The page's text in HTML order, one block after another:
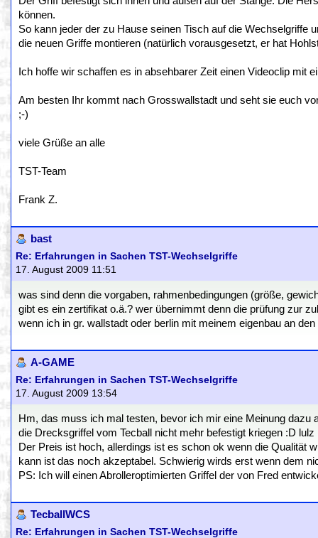
können.
So kann jeder der zu Hause seinen Tisch auf die Wechselgriffe
die neuen Griffe montieren (natürlich vorausgesetzt, er hat
Ich hoffe wir schaffen es in absehbarer Zeit einen Videoclip mit
Am besten Ihr kommt nach Grosswallstadt und seht sie euch
;-)
viele Grüße an alle
TST-Team
Frank Z.
bast
Re: Erfahrungen in Sachen TST-Wechselgriffe
17. August 2009 11:51
was sind denn die vorgaben, rahmenbedingungen (größe,
gibt es ein zertifikat o.ä.? wer übernimmt denn die prüfung zur
wenn ich in gr. wallstadt oder berlin mit meinem eigenbau an
A-GAME
Re: Erfahrungen in Sachen TST-Wechselgriffe
17. August 2009 13:54
Hm, das muss ich mal testen, bevor ich mir eine Meinung
die Drecksgriffel vom Tecball nicht mehr befestigt kriegen :D lulz
Der Preis ist hoch, allerdings ist es schon ok wenn die Qualität
kann ist das noch akzeptabel. Schwierig wirds erst wenn dem
PS: Ich will einen Abrolleroptimierten Griffel der von Fred
TecballWCS
Re: Erfahrungen in Sachen TST-Wechselgriffe